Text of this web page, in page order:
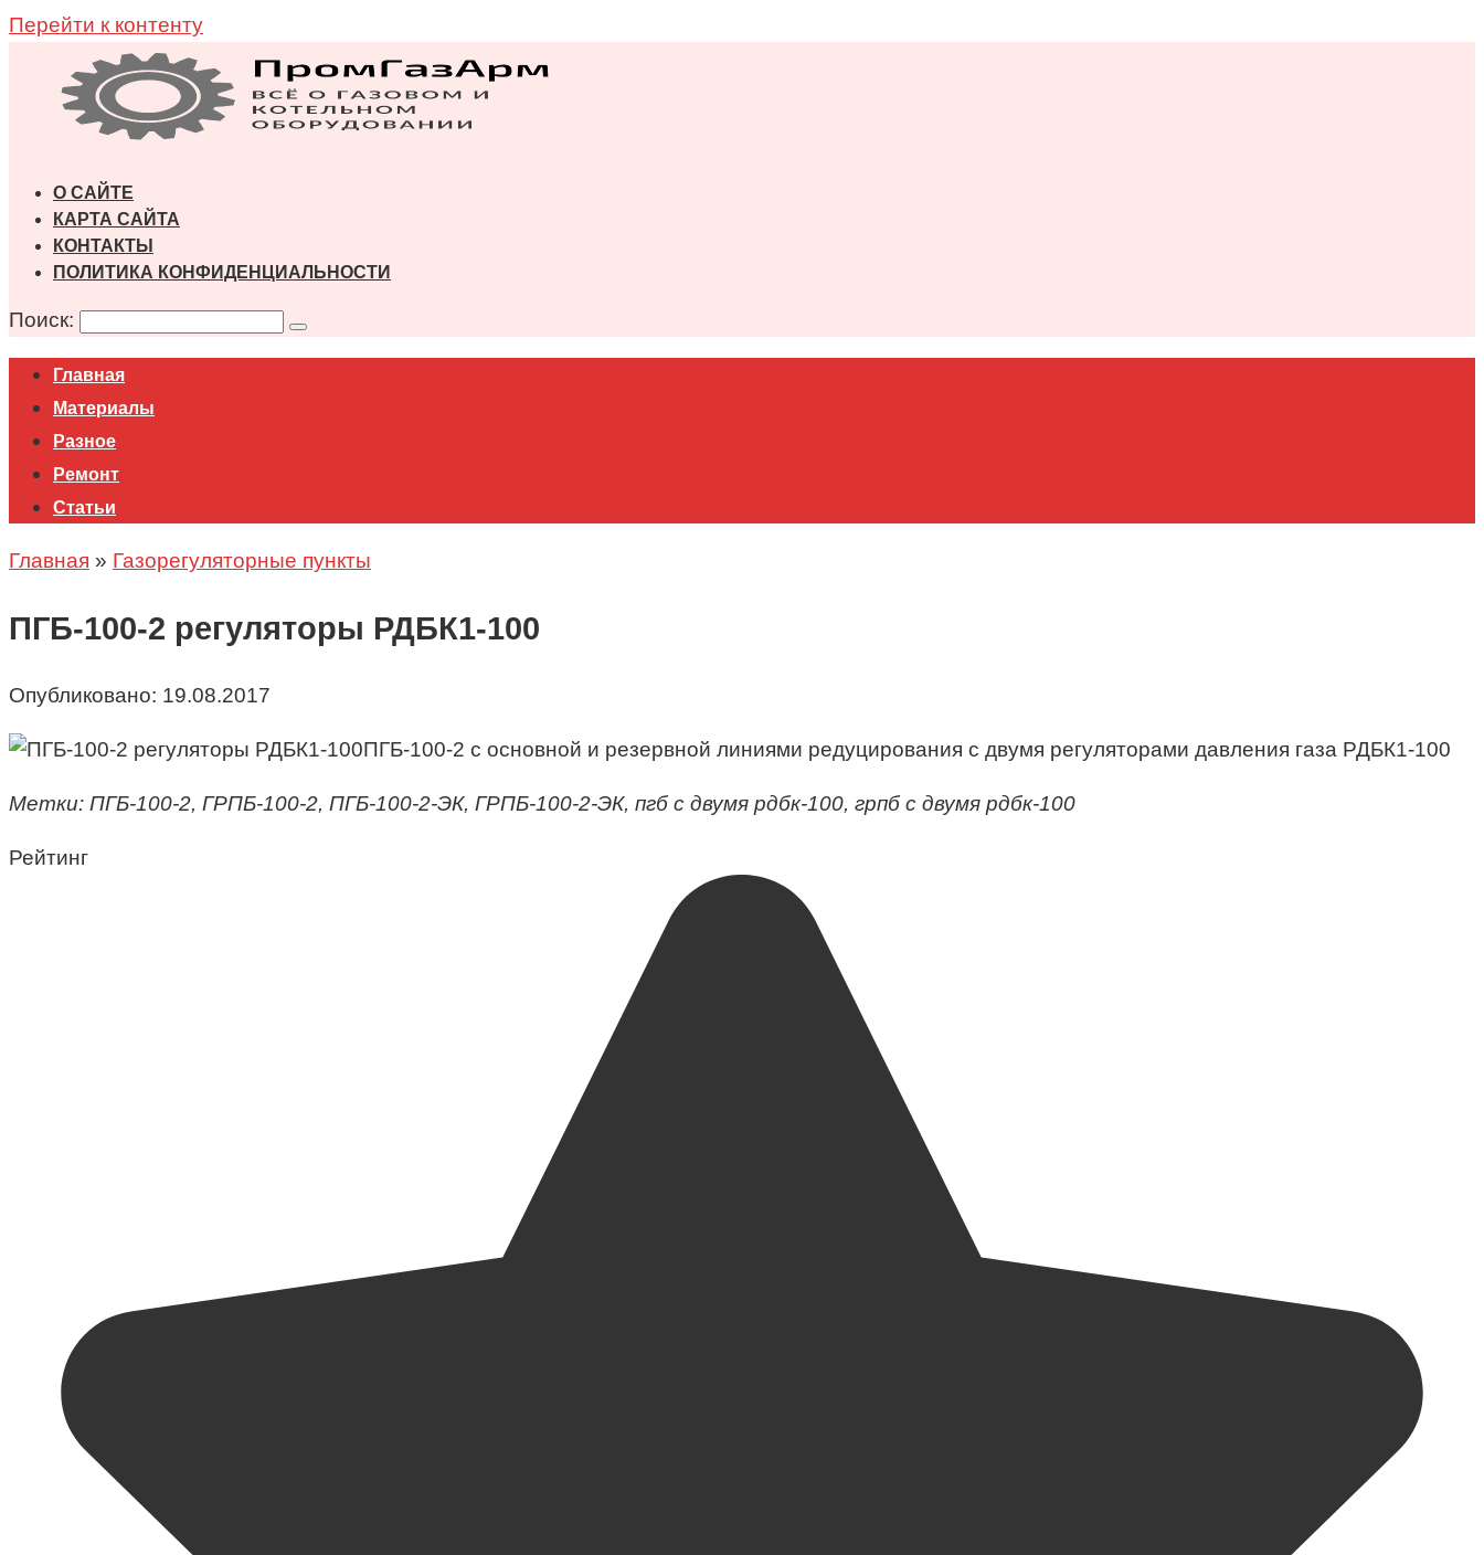
Перейти к контенту
О САЙТЕ
КАРТА САЙТА
КОНТАКТЫ
ПОЛИТИКА КОНФИДЕНЦИАЛЬНОСТИ
Поиск:
Главная
Материалы
Разное
Ремонт
Статьи
Главная » Газорегуляторные пункты
ПГБ-100-2 регуляторы РДБК1-100
Опубликовано: 19.08.2017
ПГБ-100-2 с основной и резервной линиями редуцирования с двумя регуляторами давления газа РДБК1-100
Метки: ПГБ-100-2, ГРПБ-100-2, ПГБ-100-2-ЭК, ГРПБ-100-2-ЭК, пгб с двумя рдбк-100, грпб с двумя рдбк-100
Рейтинг